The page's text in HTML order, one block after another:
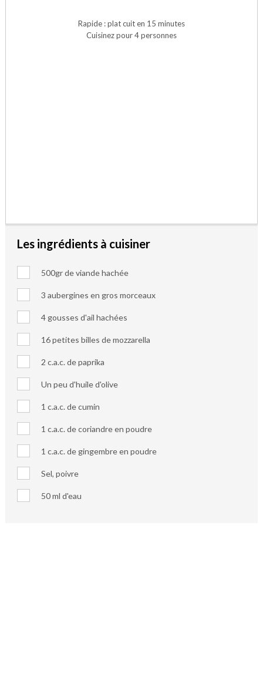
Rapide : plat cuit en 15 minutes
Cuisinez pour 4 personnes
Les ingrédients à cuisiner
500gr de viande hachée
3 aubergines en gros morceaux
4 gousses d'ail hachées
16 petites billes de mozzarella
2 c.a.c. de paprika
Un peu d'huile d'olive
1 c.a.c. de cumin
1 c.a.c. de coriandre en poudre
1 c.a.c. de gingembre en poudre
Sel, poivre
50 ml d'eau